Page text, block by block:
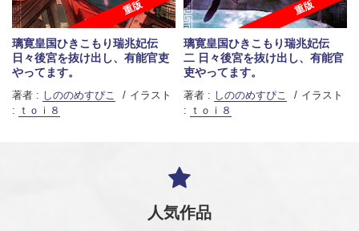
重版
璃寛皇国ひきこもり瑞兆妃伝
日々後宮を抜け出し、有能官吏
やってます。
著者 : しののめすぴこ
イラスト
: ｔｏｉ８
重版
璃寛皇国ひきこもり瑞兆妃伝
二 日々後宮を抜け出し、有能官
吏やってます。
著者 : しののめすぴこ
イラスト
: ｔｏｉ８
人気作品